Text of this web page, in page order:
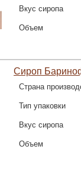
Вкус сиропа
Объем
Сироп
Страна
Тип упаковки
Вкус сиропа
Объем